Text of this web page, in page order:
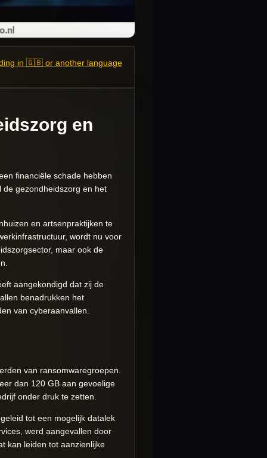
in 🇬🇧 or another language
en
financiële schade hebben
gezondheidszorg en het
en artsenpraktijken te
wordt nu voor
maar ook de
aangekondigd dat zij de
benadrukken het
van cyberaanvallen.
van ransomwaregroepen.
dan 120 GB aan gevoelige
onder druk te zetten.
tot een mogelijk datalek
werd aangevallen door
kan leiden tot aanzienlijke